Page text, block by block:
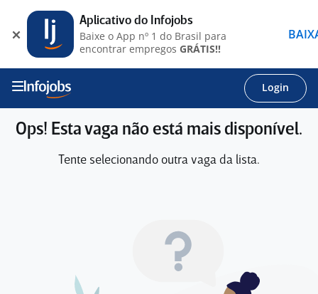
Login
Ops! Esta vaga não está mais disponível.
Tente selecionando outra vaga da lista.
Aplicativo do Infojobs
Baixe o App nº 1 do Brasil para
encontrar empregos GRÁTIS!!